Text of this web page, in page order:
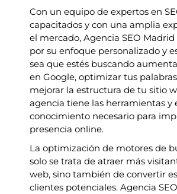
Con un equipo de expertos en
capacitados y con una amplia
el mercado, Agencia SEO Madrid
por su enfoque personalizado y
sea que estés buscando
en Google, optimizar tus
mejorar la estructura de tu sitio
agencia tiene las herramientas y
conocimiento necesario para
presencia online.
La optimización de motores de
solo se trata de atraer más
web, sino también de convertir
clientes potenciales. Agencia